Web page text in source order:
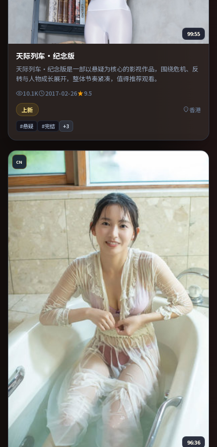
99:55
天际列车·纪念版
天际列车·纪念版是一部以悬疑为核心的影视作品，围绕危机、反
转与人物成长展开，整体节奏紧凑，值得推荐观看。
10.1K 2017-02-26
9.5
上新
香港
#悬疑 #完结 +3
CN
96:36